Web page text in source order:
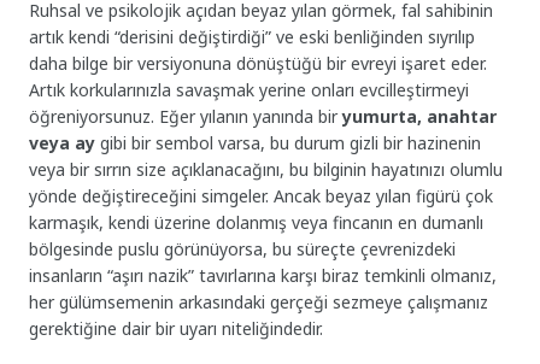
Ruhsal ve psikolojik açıdan beyaz yılan görmek, fal sahibinin
artık kendi “derisini değiştirdiği” ve eski benliğinden sıyrılıp
daha bilge bir versiyonuna dönüştüğü bir evreyi işaret eder.
Artık korkularınızla savaşmak yerine onları evcilleştirmeyi
öğreniyorsunuz. Eğer yılanın yanında biryumurta, anahtar
veya ay gibi bir sembol varsa, bu durum gizli bir hazinenin
veya bir sırrın size açıklanacağını, bu bilginin hayatınızı olumlu
yönde değiştireceğini simgeler. Ancak beyaz yılan figürü çok
karmaşık, kendi üzerine dolanmış veya fincanın en dumanlı
bölgesinde puslu görünüyorsa, bu süreçte çevrenizdeki
insanların “aşırı nazik” tavırlarına karşı biraz temkinli olmanız,
her gülümsemenin arkasındaki gerçeği sezmeye çalışmanız
gerektiğine dair bir uyarı niteliğindedir.